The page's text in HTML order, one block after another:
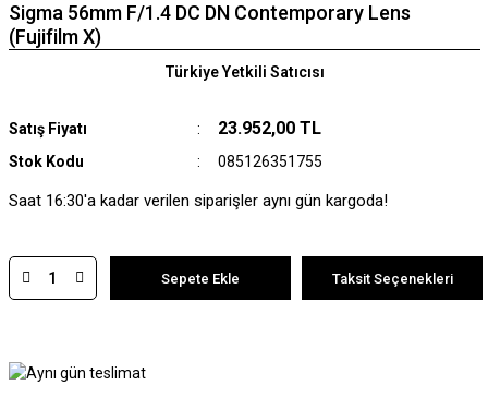
Sigma 56mm F/1.4 DC DN Contemporary Lens
(Fujifilm X)
Satış Fiyatı 23.952,00 TL
Stok Kodu 085126351755
Türkiye Yetkili Satıcısı
Saat 16:30'a kadar verilen siparişler aynı gün kargoda!
Sepete Ekle Taksit Seçenekleri